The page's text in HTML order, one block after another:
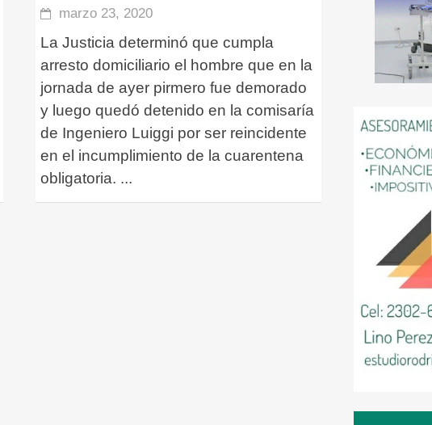
marzo 23, 2020
La Justicia determinó que cumpla
arresto domiciliario el hombre que en la
jornada de ayer pirmero fue demorado
y luego quedó detenido en la comisaría
de Ingeniero Luiggi por ser reincidente
en el incumplimiento de la cuarentena
obligatoria. ...